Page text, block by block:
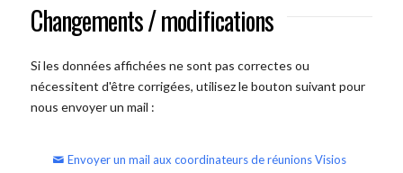
Changements / modifications
Si les données affichées ne sont pas correctes ou
nécessitent d'être corrigées, utilisez le bouton suivant pour
nous envoyer un mail :
Envoyer un mail aux coordinateurs de réunions Visios